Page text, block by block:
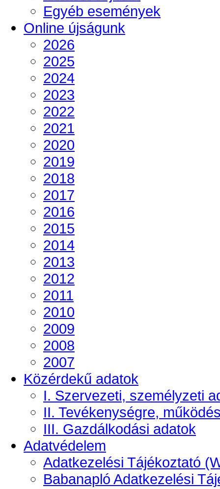
Egyéb események
Online újságunk
2026
2025
2024
2023
2022
2021
2020
2019
2018
2017
2016
2015
2014
2013
2012
2011
2010
2009
2008
2007
Közérdekű adatok
I. Szervezeti, személyzeti
II. Tevékenységre,
III. Gazdálkodási adatok
Adatvédelem
Adatkezelési Tájékoztató
Babanapló Adatkezelési